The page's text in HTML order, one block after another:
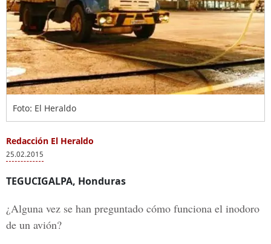
Foto: El Heraldo
Redacción El Heraldo
25.02.2015
TEGUCIGALPA, Honduras
¿Alguna vez se han preguntado cómo funciona el inodoro
de un avión?